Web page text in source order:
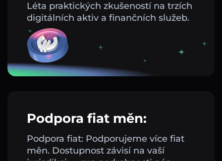
Léta praktických zkušeností na trzích
digitálních aktiv a finančních služeb.
Podpora fiat měn:
Podpora fiat: Podporujeme více fiat
měn. Dostupnost závisí na vaší